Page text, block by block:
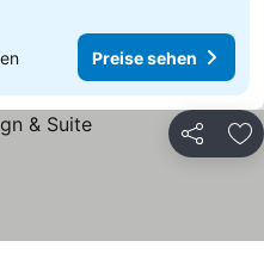
Preise sehen
Teilen